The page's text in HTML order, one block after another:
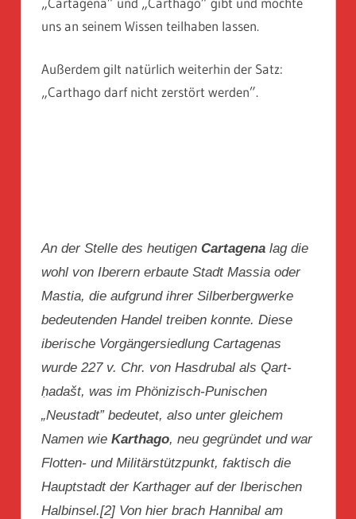
uns an seinem Wissen teilhaben lassen.
Außerdem gilt natürlich weiterhin der Satz:
„Carthago darf nicht zerstört werden”.
An der Stelle des heutigen Cartagena lag die
wohl von Iberern erbaute Stadt Massia oder
Mastia, die aufgrund ihrer Silberbergwerke
bedeutenden Handel treiben konnte. Diese
iberische Vorgängersiedlung Cartagenas
wurde 227 v. Chr. von Hasdrubal als Qart-
ḥadašt, was im Phönizisch-Punischen
„Neustadt” bedeutet, also unter gleichem
Namen wie Karthago, neu gegründet und war
Flotten- und Militärstützpunkt, faktisch die
Hauptstadt der Karthager auf der Iberischen
Halbinsel.[2] Von hier brach Hannibal am